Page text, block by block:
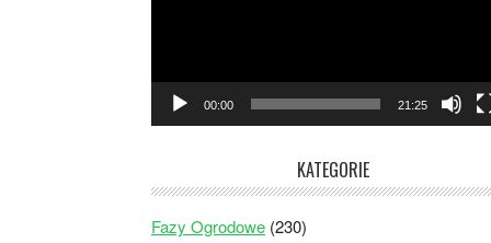
00:00 21:25
KATEGORIE
Fazy Ogrodowe (230)